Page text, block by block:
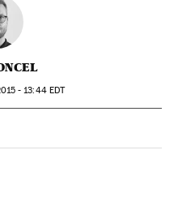
- 13:44EDT
Sociales